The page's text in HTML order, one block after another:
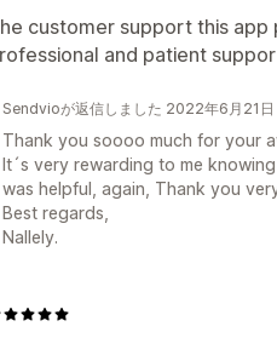
customer support this
and patient
Sendvioが返信しました 2022年6月21日
Thank you soooo much for your
It´s very rewarding to me
was helpful, again, Thank you
Best regards,
Nallely.